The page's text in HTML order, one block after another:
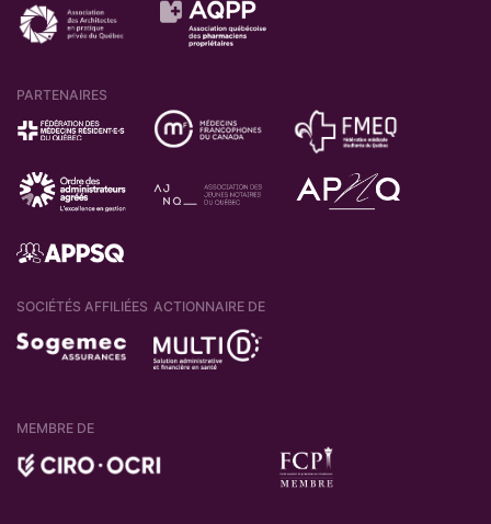
PARTENAIRES
SOCIÉTÉS AFFILIÉES ACTIONNAIRE DE
MEMBRE DE